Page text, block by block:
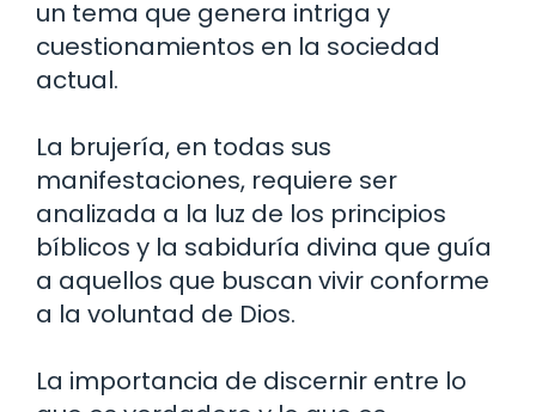
un tema que genera intriga y
cuestionamientos en la sociedad
actual.
La brujería, en todas sus
manifestaciones, requiere ser
analizada a la luz de los principios
bíblicos y la sabiduría divina que guía
a aquellos que buscan vivir conforme
a la voluntad de Dios.
La importancia de discernir entre lo